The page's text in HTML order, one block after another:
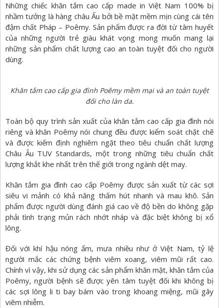
Những chiếc khăn tắm cao cấp made in Việt Nam 100% bị
nhầm tưởng là hàng châu Ấu bởi bề mặt mềm mịn cùng cái tên
đậm chất Pháp – Poêmy. Sản phẩm được ra đời từ tâm huyết
của những người trẻ giàu khát vọng mong muốn mang lại
những sản phẩm chất lượng cao an toàn tuyệt đối cho người
dùng.
Khăn tắm cao cấp gia đình Poêmy mềm mại và an toàn tuyệt
đối cho làn da.
Toàn bộ quy trình sản xuất của khăn tắm cao cấp gia đình nói
riêng và khăn Poêmy nói chung đều được kiểm soát chặt chẽ
và được kiếm định nghiêm ngặt theo tiêu chuẩn chất lượng
Châu Âu TUV Standards, một trong những tiêu chuẩn chất
lượng khắt khe nhất trên thế giới trong ngành dệt may.
Khăn tắm gia đình cao cấp Poêmy được sản xuất từ các sợi
siêu vi mảnh có khả năng thấm hút nhanh và mau khô. Sản
phẩm được người dùng đánh giá cao về độ bền do không gặp
phải tình trạng mủn rách nhớt nháp và đặc biệt không bị xổ
lông.
Đối với khí hậu nóng ẩm, mưa nhiều như ở Việt Nam, tỷ lệ
người mắc các chứng bệnh viêm xoang, viêm mũi rất cao.
Chính vì vậy, khi sử dụng các sản phẩm khăn mặt, khăn tắm của
Poêmy, người bệnh sẽ được yên tâm tuyệt đối khi không bị
các sợi lông li ti bay bám vào trong khoang miệng, mũi gây
viêm nhiễm.